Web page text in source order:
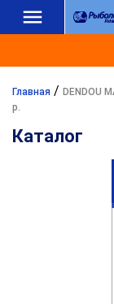
Главная / DENDOU
р.
Каталог